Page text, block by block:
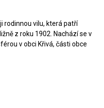
rodinnou vilu, která patří
z roku 1902. Nachází se v
v obci Křivá, části obce